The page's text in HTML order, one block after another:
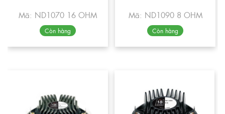
Mã: ND1070 16 OHM
Còn hàng
Mã: ND1090 8 OHM
Còn hàng